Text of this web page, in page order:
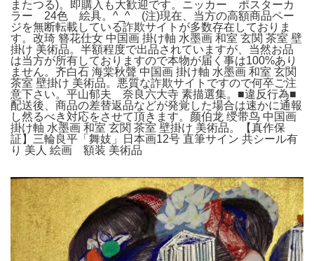
またつる)。即購入も大歓迎です。ニッカー ポスターカ
ラー 24色 絵具。^_^ (注)現在、当方の高額商品ペー
ジを無断転載している詐欺サイトが多数存在しておりま
す。改琦 簪花仕女 中国画 掛け軸 水墨画 和室 玄関 茶室 壁
掛け 美術品。半額程度で出品されていますが、当然お品
は当方が所有しておりますので本物が届く事は100%あり
ません。齐白石 海棠秋聲 中国画 掛け軸 水墨画 和室 玄関
茶室 壁掛け 美術品。悪質な詐欺サイトですので何卒ご注
意下さい。平山郁夫 奈良六大寺 素描選集。■違反行為■
配送後、商品の差替返品などが発覚した場合は速かに通報
し然るべき対応をさせて頂きます。颜伯龙 绶带鸟 中国画
掛け軸 水墨画 和室 玄関 茶室 壁掛け 美術品。【真作保
証】三輪良平「舞妓」日本画12号 直筆サイン 共シール有
り 美人 絵画 額装 美術品